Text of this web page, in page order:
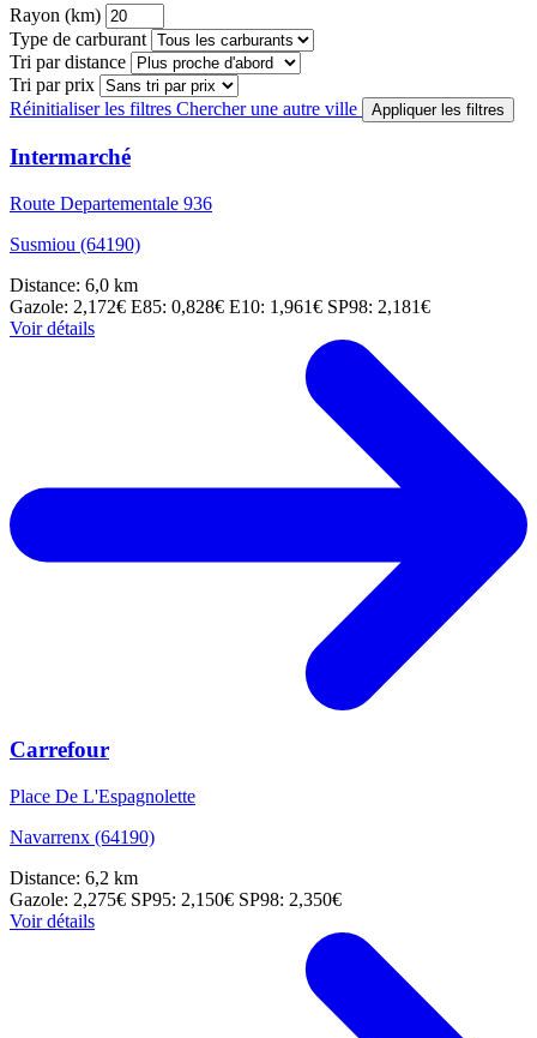
Rayon (km)
Type de carburant
Tri par distance
Tri par prix
Réinitialiser les filtres Chercher une autre ville Appliquer les filtres
Intermarché
Route Departementale 936
Susmiou (64190)
Distance: 6,0 km
Gazole: 2,172€ E85: 0,828€ E10: 1,961€ SP98: 2,181€
Voir détails
Carrefour
Place De L'Espagnolette
Navarrenx (64190)
Distance: 6,2 km
Gazole: 2,275€ SP95: 2,150€ SP98: 2,350€
Voir détails